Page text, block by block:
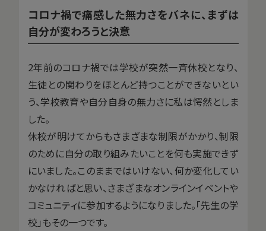
コロナ禍で痛感した無力さをバネに、まずは
自分が変わろうと決意
2年前のコロナ禍では学校が突然一斉休校となり、
生徒との関わりをほとんど持つことができないとい
う、学校教育や自分自身の無力さに私は愕然としま
した。
休校が明けてからもさまざまな制限がかかり、制限
のために自分の取り組みたいことを何も実施できず
にいました。このままではいけない、何か変化してい
かなければと思い、さまざまなオンラインイベントや
コミュニティに参加するようになりました。「先生の学
校」もその一つです。